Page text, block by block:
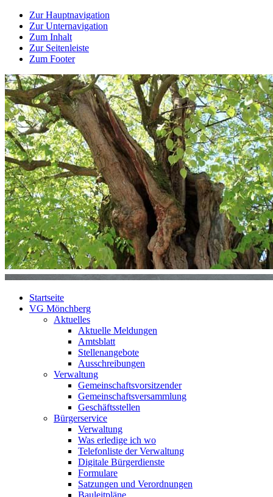
Zur Hauptnavigation
Zur Unternavigation
Zum Inhalt
Zur Seitenleiste
Zum Footer
Startseite
VG Mönchberg
Aktuelles
Aktuelle Meldungen
Amtsblatt
Stellenangebote
Ausschreibungen
Verwaltung
Gemeinschaftsvorsitzender
Gemeinschaftsversammlung
Geschäftsstellen
Bürgerservice
Verwaltung
Was erledige ich wo
Telefonliste der Verwaltung
Digitale Bürgerdienste
Formulare
Satzungen und Verordnungen
Bauleitpläne